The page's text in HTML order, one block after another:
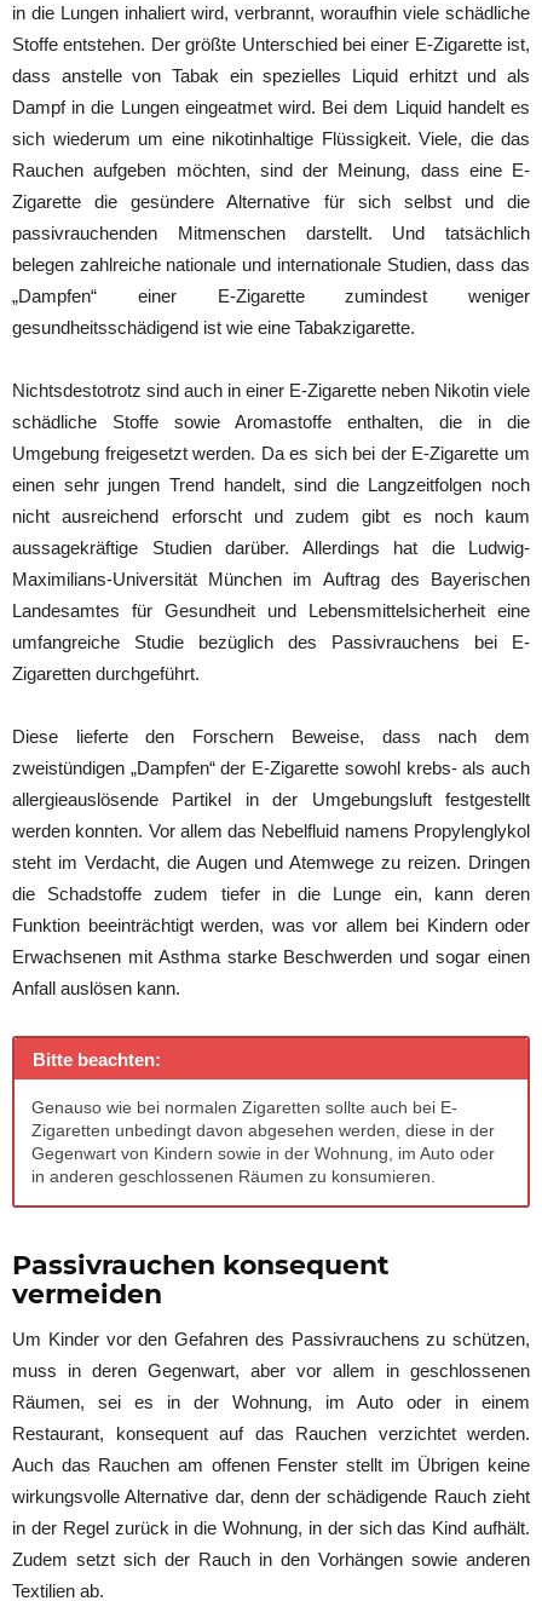
in die Lungen inhaliert wird, verbrannt, woraufhin viele schädliche
Stoffe entstehen. Der größte Unterschied bei einer E-Zigarette ist,
dass anstelle von Tabak ein spezielles Liquid erhitzt und als
Dampf in die Lungen eingeatmet wird. Bei dem Liquid handelt es
sich wiederum um eine nikotinhaltige Flüssigkeit. Viele, die das
Rauchen aufgeben möchten, sind der Meinung, dass eine E-
Zigarette die gesündere Alternative für sich selbst und die
passivrauchenden Mitmenschen darstellt. Und tatsächlich
belegen zahlreiche nationale und internationale Studien, dass das
„Dampfen“ einer E-Zigarette zumindest weniger
gesundheitsschädigend ist wie eine Tabakzigarette.
Nichtsdestotrotz sind auch in einer E-Zigarette neben Nikotin viele
schädliche Stoffe sowie Aromastoffe enthalten, die in die
Umgebung freigesetzt werden. Da es sich bei der E-Zigarette um
einen sehr jungen Trend handelt, sind die Langzeitfolgen noch
nicht ausreichend erforscht und zudem gibt es noch kaum
aussagekräftige Studien darüber. Allerdings hat die Ludwig-
Maximilians-Universität München im Auftrag des Bayerischen
Landesamtes für Gesundheit und Lebensmittelsicherheit eine
umfangreiche Studie bezüglich des Passivrauchens bei E-
Zigaretten durchgeführt.
Diese lieferte den Forschern Beweise, dass nach dem
zweistündigen „Dampfen“ der E-Zigarette sowohl krebs- als auch
allergieauslösende Partikel in der Umgebungsluft festgestellt
werden konnten. Vor allem das Nebelfluid namens Propylenglykol
steht im Verdacht, die Augen und Atemwege zu reizen. Dringen
die Schadstoffe zudem tiefer in die Lunge ein, kann deren
Funktion beeinträchtigt werden, was vor allem bei Kindern oder
Erwachsenen mit Asthma starke Beschwerden und sogar einen
Anfall auslösen kann.
Bitte beachten:
Genauso wie bei normalen Zigaretten sollte auch bei E-
Zigaretten unbedingt davon abgesehen werden, diese in der
Gegenwart von Kindern sowie in der Wohnung, im Auto oder
in anderen geschlossenen Räumen zu konsumieren.
Passivrauchen konsequent
vermeiden
Um Kinder vor den Gefahren des Passivrauchens zu schützen,
muss in deren Gegenwart, aber vor allem in geschlossenen
Räumen, sei es in der Wohnung, im Auto oder in einem
Restaurant, konsequent auf das Rauchen verzichtet werden.
Auch das Rauchen am offenen Fenster stellt im Übrigen keine
wirkungsvolle Alternative dar, denn der schädigende Rauch zieht
in der Regel zurück in die Wohnung, in der sich das Kind aufhält.
Zudem setzt sich der Rauch in den Vorhängen sowie anderen
Textilien ab.